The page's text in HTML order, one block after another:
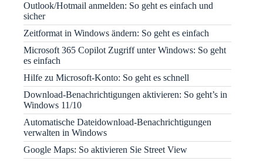
Outlook/Hotmail anmelden: So geht es einfach und
sicher
Zeitformat in Windows ändern: So geht es einfach
Microsoft 365 Copilot Zugriff unter Windows: So geht
es einfach
Hilfe zu Microsoft-Konto: So geht es schnell
Download-Benachrichtigungen aktivieren: So geht’s in
Windows 11/10
Automatische Dateidownload-Benachrichtigungen
verwalten in Windows
Google Maps: So aktivieren Sie Street View